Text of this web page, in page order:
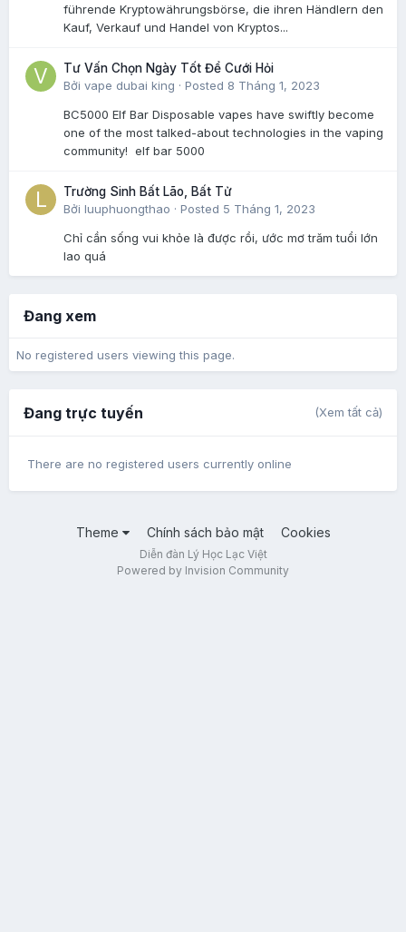
führende Kryptowährungsbörse, die ihren Händlern den
Kauf, Verkauf und Handel von Kryptos...
Tư Vấn Chọn Ngày Tốt Để Cưới Hỏi
Bởi vape dubai king · Posted 8 Tháng 1, 2023
BC5000 Elf Bar Disposable vapes have swiftly become
one of the most talked-about technologies in the vaping
community! elf bar 5000
Trường Sinh Bất Lão, Bất Tử
Bởi luuphuongthao · Posted 5 Tháng 1, 2023
Chỉ cần sống vui khỏe là được rồi, ước mơ trăm tuổi lớn
lao quá
Đang xem
No registered users viewing this page.
Đang trực tuyến (Xem tất cả)
There are no registered users currently online
Theme Chính sách bảo mật Cookies
Diễn đàn Lý Học Lạc Việt
Powered by Invision Community